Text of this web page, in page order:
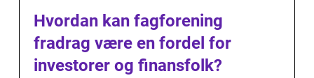
Hvordan kan fagforening
fradrag være en fordel for
investorer og finansfolk?